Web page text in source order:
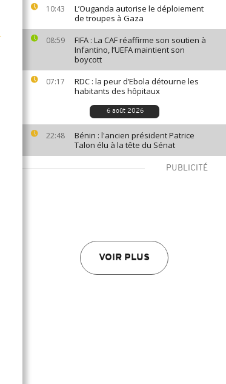
10:43
L’Ouganda autorise le déploiement
de troupes à Gaza
08:59
FIFA : La CAF réaffirme son soutien à
Infantino, l’UEFA maintient son
boycott
07:17
RDC : la peur d’Ebola détourne les
habitants des hôpitaux
6 août 2026
22:48
Bénin : l'ancien président Patrice
Talon élu à la tête du Sénat
PUBLICITÉ
VOIR PLUS